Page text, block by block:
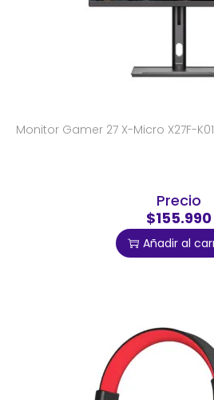
Monitor Gamer 27 X-Micro X27F-
Precio
$155.990
Añadir al